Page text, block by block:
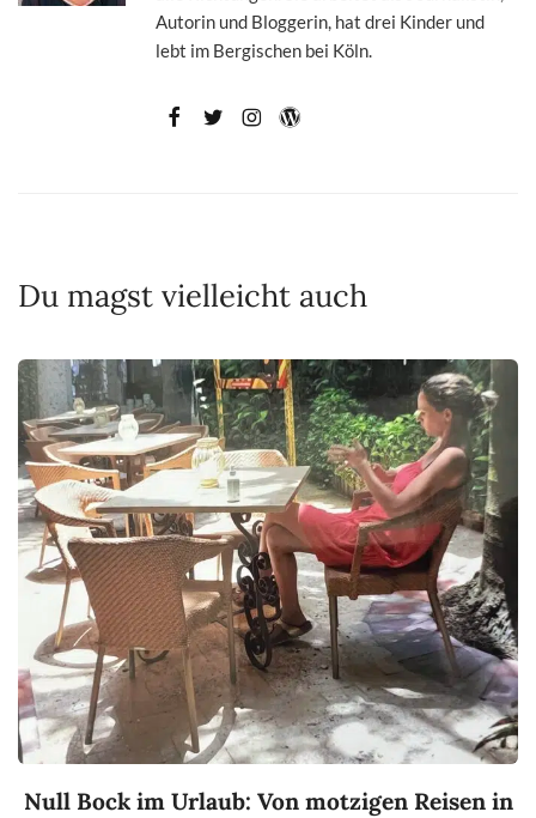
Autorin und Bloggerin, hat drei Kinder und
lebt im Bergischen bei Köln.
Du magst vielleicht auch
Null Bock im Urlaub: Von motzigen Reisen in